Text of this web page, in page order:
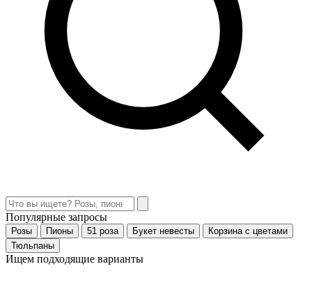
Популярные запросы
Розы Пионы 51 роза Букет невесты
Корзина с цветами
Тюльпаны
Ищем подходящие варианты